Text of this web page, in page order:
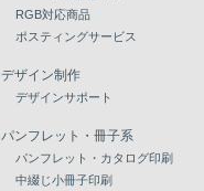
RGB対応商品
ポスティングサービス
デザイン制作
デザインサポート
パンフレット・冊子系
パンフレット・カタログ印刷
中綴じ小冊子印刷